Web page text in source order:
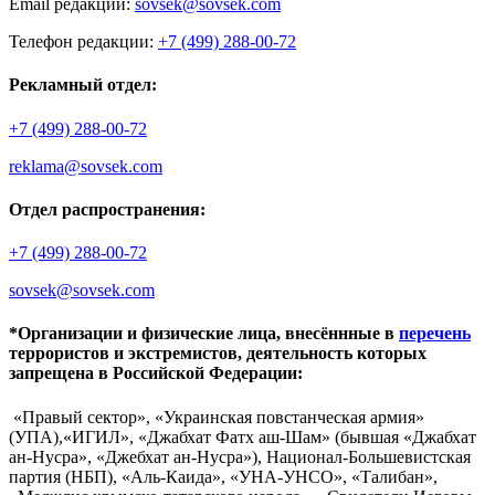
Email редакции: sovsek@sovsek.com
Телефон редакции: +7 (499) 288-00-72
Рекламный отдел:
+7 (499) 288-00-72
reklama@sovsek.com
Отдел распространения:
+7 (499) 288-00-72
sovsek@sovsek.com
*Организации и физические лица, внесённные в перечень
террористов и экстремистов, деятельность которых
запрещена в Российской Федерации:
«Правый сектор», «Украинская повстанческая армия»
(УПА),«ИГИЛ», «Джабхат Фатх аш-Шам» (бывшая «Джабхат
ан-Нусра», «Джебхат ан-Нусра»), Национал-Большевистская
партия (НБП), «Аль-Каида», «УНА-УНСО», «Талибан»,